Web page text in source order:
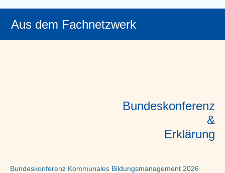
Aus dem Fachnetzwerk
Bundeskonferenz
&
Erklärung
Bundeskonferenz Kommunales Bildungsmanagement 2026